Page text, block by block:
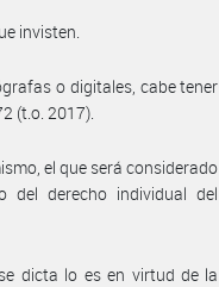
invisten.
o digitales, cabe tener
(t.o. 2017).
el que será considerado
del derecho individual del
dicta lo es en virtud de la